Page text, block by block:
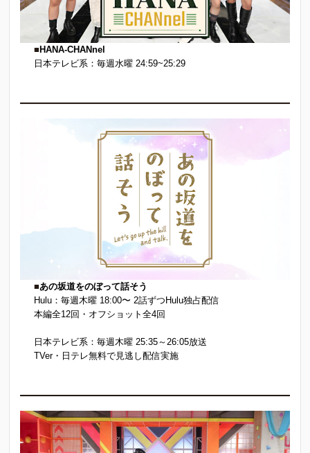
■HANA-CHANnel
日本テレビ系：毎週水曜 24:59~25:29
■あの坂道をのぼって話そう
Hulu：毎週木曜 18:00〜 2話ずつHulu独占配信
本編全12回・オフショット全4回
日本テレビ系：毎週木曜 25:35～26:05放送
TVer・日テレ無料で見逃し配信実施